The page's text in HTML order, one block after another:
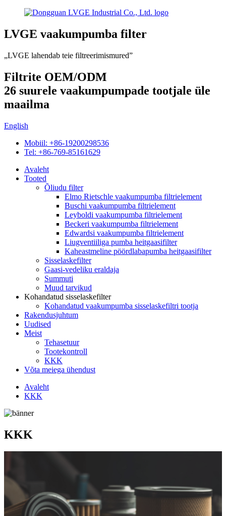
LVGE vaakumpumba filter
„LVGE lahendab teie filtreerimismured”
Filtrite OEM/ODM
26 suurele vaakumpumpade tootjale üle
maailma
English
Mobiil: +86-19200298536
Tel: +86-769-85161629
Avaleht
Tooted
Õliudu filter
Elmo Rietschle vaakumpumba filtrielement
Buschi vaakumpumba filtrielement
Leyboldi vaakumpumba filtrielement
Beckeri vaakumpumba filtrielement
Edwardsi vaakumpumba filtrielement
Liugventiiliga pumba heitgaasifilter
Kaheastmeline pöördlabapumba heitgaasifilter
Sisselaskefilter
Gaasi-vedeliku eraldaja
Summuti
Muud tarvikud
Kohandatud sisselaskefilter
Kohandatud vaakumpumba sisselaskefiltri tootja
Rakendusjuhtum
Uudised
Meist
Tehasetuur
Tootekontroll
KKK
Võta meiega ühendust
Avaleht
KKK
KKK